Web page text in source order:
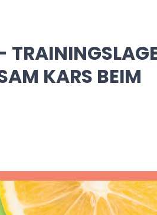
KARS BEIM